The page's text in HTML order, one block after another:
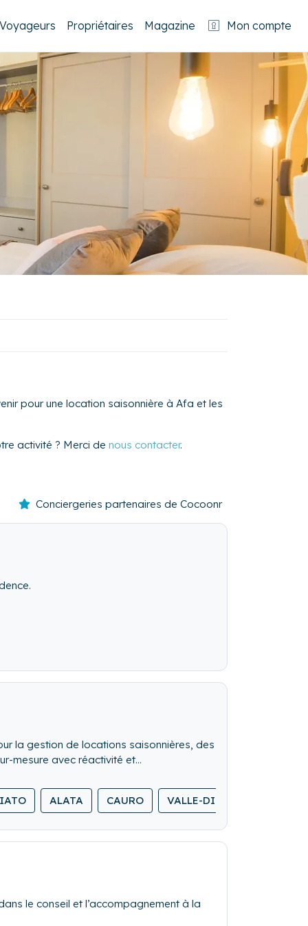
Voyageurs Propriétaires Magazine Mon compte
pour une location saisonnière à Afa et les
activité ? Merci de nous contacter.
Conciergeries partenaires de Cocoonr
la gestion de locations saisonnières, des
mesure avec réactivité et
ALATA CAURO VALLE-DI-MEZZANA
le conseil et l’accompagnement à la